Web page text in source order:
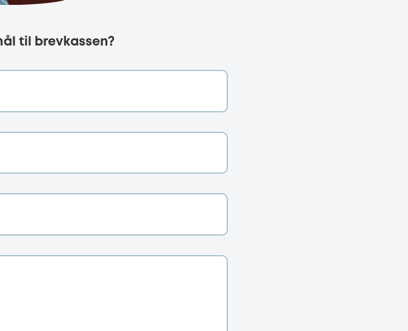
til brevkassen?